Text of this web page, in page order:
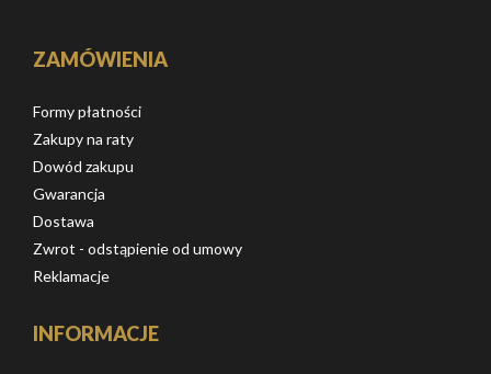
ZAMÓWIENIA
Formy płatności
Zakupy na raty
Dowód zakupu
Gwarancja
Dostawa
Zwrot - odstąpienie od umowy
Reklamacje
INFORMACJE